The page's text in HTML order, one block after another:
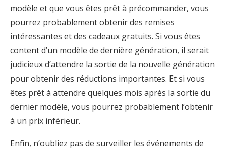
modèle et que vous êtes prêt à précommander, vous
pourrez probablement obtenir des remises
intéressantes et des cadeaux gratuits. Si vous êtes
content d’un modèle de dernière génération, il serait
judicieux d’attendre la sortie de la nouvelle génération
pour obtenir des réductions importantes. Et si vous
êtes prêt à attendre quelques mois après la sortie du
dernier modèle, vous pourrez probablement l’obtenir
à un prix inférieur.
Enfin, n’oubliez pas de surveiller les événements de